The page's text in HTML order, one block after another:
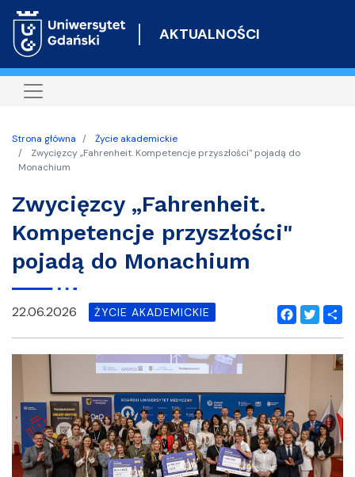
do
AKTUALNOŚCI
Strona główna
Życie akademickie
Zwycięzcy „Fahrenheit. Kompetencje przyszłości" pojadą do
Monachium
Zwycięzcy „Fahrenheit.
Kompetencje przyszłości"
pojadą do Monachium
Facebook
Twitter
22.06.2026 ŻYCIE AKADEMICKIE